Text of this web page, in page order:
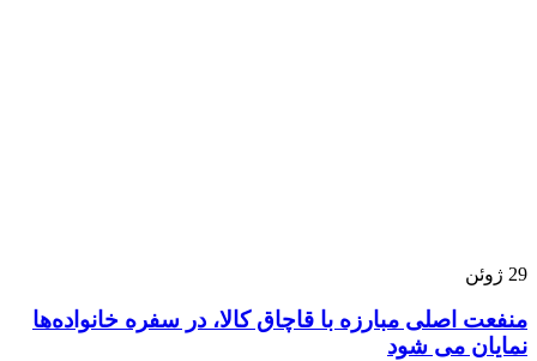
29 ژوئن
منفعت اصلی مبارزه با قاچاق کالا، در سفره خانواده‌ها
نمایان می شود